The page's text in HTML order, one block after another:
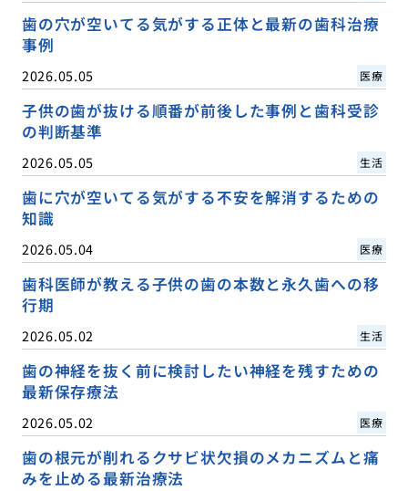
歯の穴が空いてる気がする正体と最新の歯科治療
事例
2026.05.05 医療
子供の歯が抜ける順番が前後した事例と歯科受診
の判断基準
2026.05.05 生活
歯に穴が空いてる気がする不安を解消するための
知識
2026.05.04 医療
歯科医師が教える子供の歯の本数と永久歯への移
行期
2026.05.02 生活
歯の神経を抜く前に検討したい神経を残すための
最新保存療法
2026.05.02 医療
歯の根元が削れるクサビ状欠損のメカニズムと痛
みを止める最新治療法